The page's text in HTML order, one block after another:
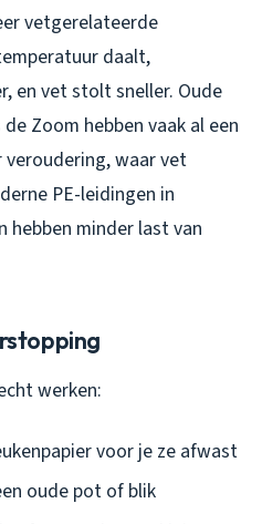
vetgerelateerde
daalt,
en vet stolt sneller. Oude
Zoom hebben vaak al een
waar vet
PE-leidingen in
hebben minder last van
werken:
voor je ze afwast
oude pot of blik